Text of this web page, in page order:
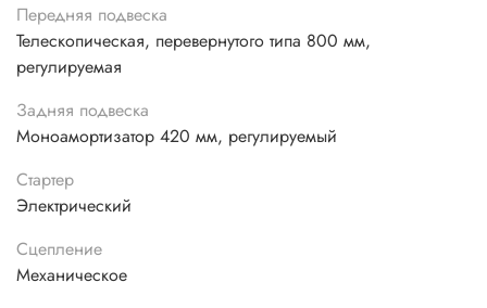
Передняя подвеска
Телескопическая, перевернутого типа 800 мм,
регулируемая
Задняя подвеска
Моноамортизатор 420 мм, регулируемый
Стартер
Электрический
Сцепление
Механическое